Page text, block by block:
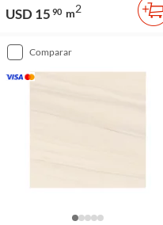
USD 15 90 m2
comparar